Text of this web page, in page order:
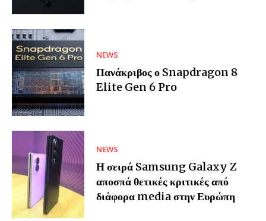
NEWS
Πανάκριβος ο Snapdragon 8
Elite Gen 6 Pro
NEWS
Η σειρά Samsung Galaxy Z
αποσπά θετικές κριτικές από
διάφορα media στην Ευρώπη